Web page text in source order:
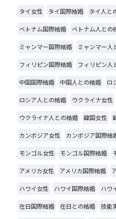
タイ女性 タイ国際結婚 タイ人と
ベトナム国際結婚 ベトナム人との
ミャンマー国際結婚 ミャンマー人
フィリピン国際結婚 フィリピン人
中国国際結婚 中国人との結婚 ロ
ロシア人との結婚 ウクライナ女性
ウクライナ人との結婚 韓国女性
カンボジア女性 カンボジア国際結
モンゴル女性 モンゴル国際結婚
アメリカ女性 アメリカ国際結婚
ハワイ女性 ハワイ国際結婚 ハワ
在日国際結婚 在日との結婚 技能